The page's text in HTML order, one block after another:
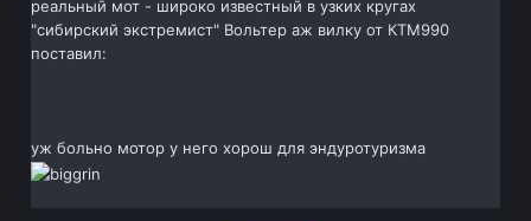
реальный мот - широко известный в узких кругах
"сибирский экстремист" Вольтер аж вилку от КТМ990
поставил:
уж больно мотор у него хорош для эндуротуризма